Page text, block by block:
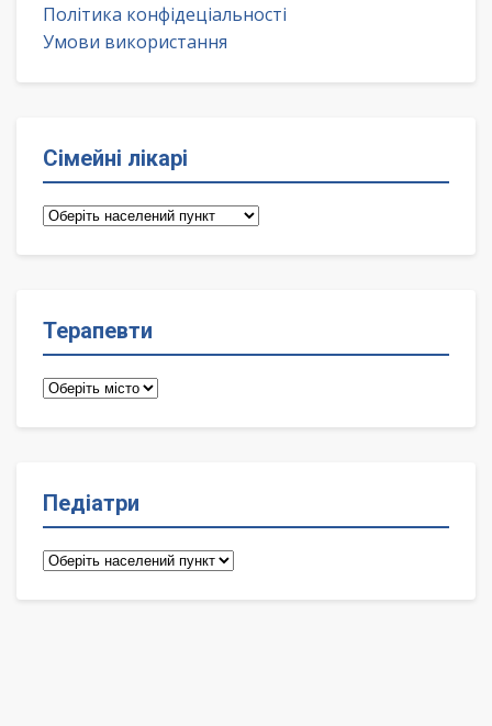
Політика конфідеціальності
Умови використання
Сімейні лікарі
Сімейні
Терапевти
Терапевти
Педіатри
Педіатри